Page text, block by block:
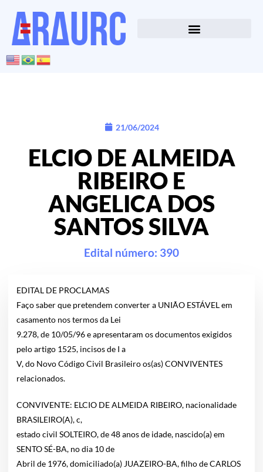
21/06/2024
ELCIO DE ALMEIDA
RIBEIRO E
ANGELICA DOS
SANTOS SILVA
Edital número: 390
EDITAL DE PROCLAMAS
Faço saber que pretendem converter a UNIÃO ESTÁVEL em
casamento nos termos da Lei
9.278, de 10/05/96 e apresentaram os documentos exigidos
pelo artigo 1525, incisos de I a
V, do Novo Código Civil Brasileiro os(as) CONVIVENTES
relacionados.
CONVIVENTE: ELCIO DE ALMEIDA RIBEIRO, nacionalidade
BRASILEIRO(A), c,
estado civil SOLTEIRO, de 48 anos de idade, nascido(a) em
SENTO SÉ-BA, no dia 10 de
Abril de 1976, domiciliado(a) JUAZEIRO-BA, filho de CARLOS